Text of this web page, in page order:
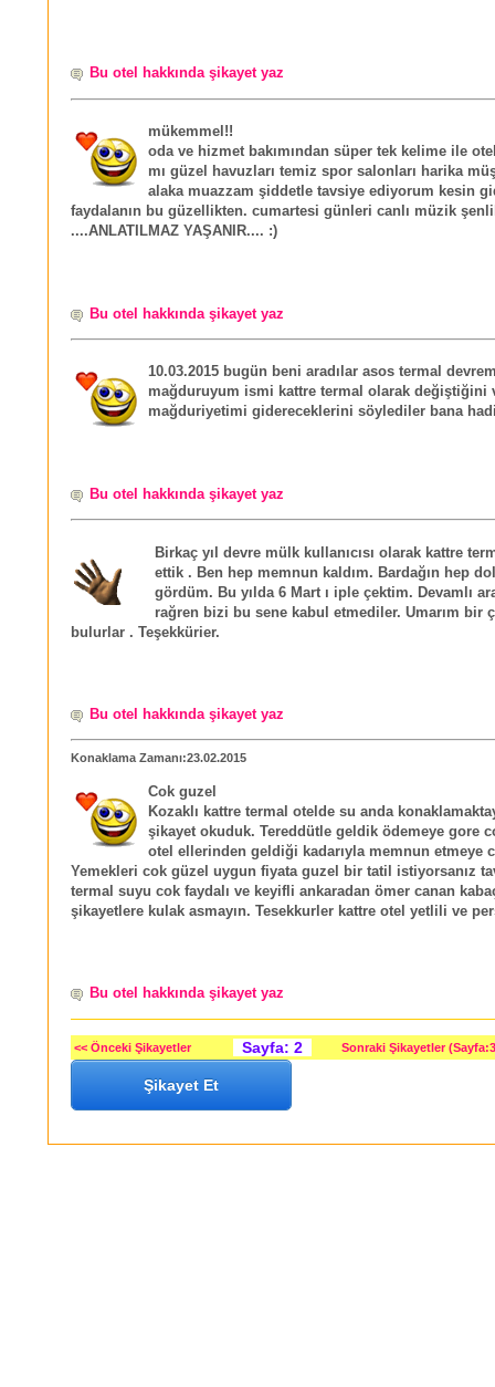
Bu otel hakkında şikayet yaz
mükemmel!!
oda ve hizmet bakımından süper tek kelime ile
mı güzel havuzları temiz spor salonları harika
alaka muazzam şiddetle tavsiye ediyorum kesin
faydalanın bu güzellikten. cumartesi günleri canlı müzik
....ANLATILMAZ YAŞANIR.... :)
Bu otel hakkında şikayet yaz
10.03.2015 bugün beni aradılar asos termal
mağduruyum ismi kattre termal olarak değiştiğini
mağduriyetimi gidereceklerini söylediler bana hadi
Bu otel hakkında şikayet yaz
Birkaç yıl devre mülk kullanıcısı olarak kattre
ettik . Ben hep memnun kaldım. Bardağın hep
gördüm. Bu yılda 6 Mart ı iple çektim. Devamlı
rağren bizi bu sene kabul etmediler. Umarım bir
bulurlar . Teşekkürier.
Bu otel hakkında şikayet yaz
Konaklama Zamanı:23.02.2015
Cok guzel
Kozaklı kattre termal otelde su anda
şikayet okuduk. Tereddütle geldik ödemeye gore
otel ellerinden geldiği kadarıyla memnun etmeye
Yemekleri cok güzel uygun fiyata guzel bir tatil istiyorsanız
termal suyu cok faydalı ve keyifli ankaradan ömer canan
şikayetlere kulak asmayın. Tesekkurler kattre otel yetlili ve
Bu otel hakkında şikayet yaz
<< Önceki Şikayetler Sayfa: 2 Sonraki Şikayetler
Şikayet Et